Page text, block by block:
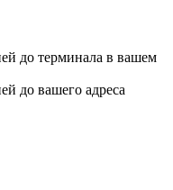
до терминала в вашем
до вашего адреса